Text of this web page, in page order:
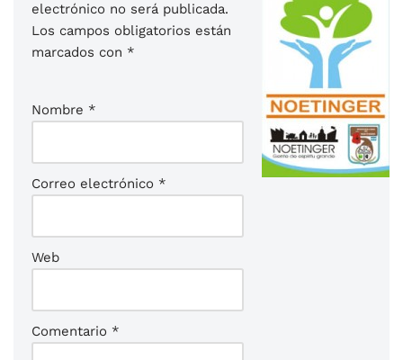
electrónico no será publicada.
Los campos obligatorios están
marcados con *
Nombre *
Correo electrónico *
Web
Comentario *